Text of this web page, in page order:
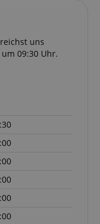
uns
09:30 Uhr.